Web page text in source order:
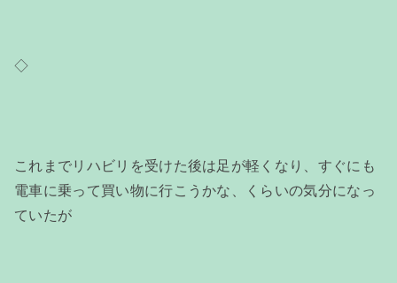
◇
これまでリハビリを受けた後は足が軽くなり、すぐにも
電車に乗って買い物に行こうかな、くらいの気分になっ
ていたが